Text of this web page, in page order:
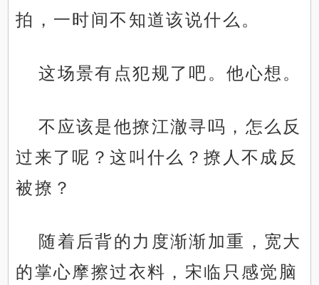
拍，一时间不知道该说什么。
这场景有点犯规了吧。他心想。
不应该是他撩江澈寻吗，怎么反
过来了呢？这叫什么？撩人不成反
被撩？
随着后背的力度渐渐加重，宽大
的掌心摩擦过衣料，宋临只感觉脑